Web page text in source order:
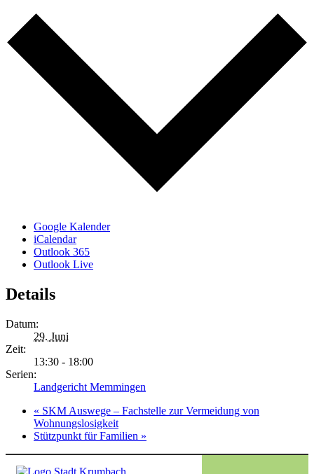
Google Kalender
iCalendar
Outlook 365
Outlook Live
Details
Datum:
29. Juni
Zeit:
13:30 - 18:00
Serien:
Landgericht Memmingen
« SKM Auswege – Fachstelle zur Vermeidung von
Wohnungslosigkeit
Stützpunkt für Familien »